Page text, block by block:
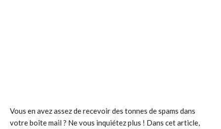
Vous en avez assez de recevoir des tonnes de spams dans
votre boîte mail ? Ne vous inquiétez plus ! Dans cet article,